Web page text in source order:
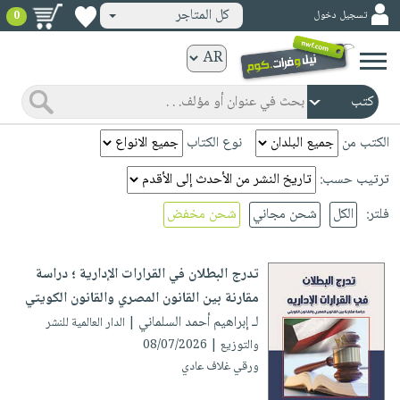
ورقية
المواضيع
صدر
حديثاً
الأكثر
مبيعاً
جوائز
شحن
مخفض
عروض
خاصة
صفحات
مشوقة
كتب
الرئيسية
حديثاً
الأكثر
مبيعاً
كتب
مجانية
كتب
الصفحة
الرئيسية
masmu3
بلا
حدود
أطفال
وناشئة
الصفحة
وسائل
تسجيل دخول كل المتاجر 0
الكتب من
نوع الكتاب
ترتيب حسب:
فلتر: الكل شحن مجاني شحن مخفض
تدرج البطلان في القرارات الإدارية ؛ دراسة
مقارنة بين القانون المصري والقانون الكويتي
لـ إبراهيم أحمد السلماني | الدار العالمية للنشر
والتوزيع | 08/07/2026
ورقي غلاف عادي